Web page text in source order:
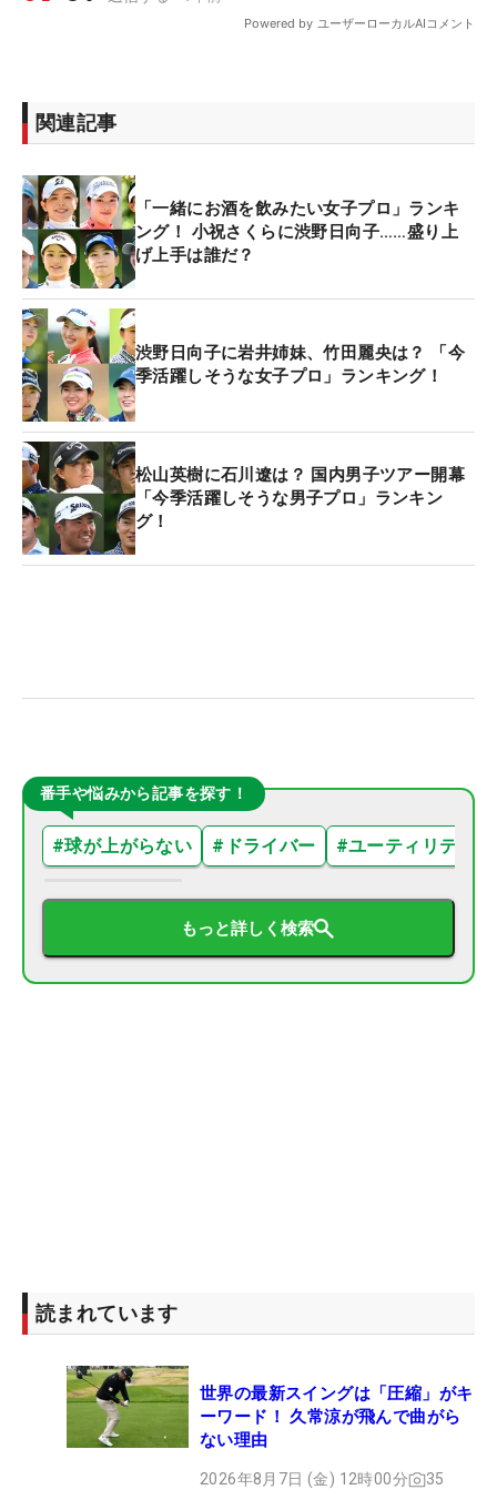
関連記事
「一緒にお酒を飲みたい女子プロ」ランキ
ング！ 小祝さくらに渋野日向子……盛り上
げ上手は誰だ？
渋野日向子に岩井姉妹、竹田麗央は？ 「今
季活躍しそうな女子プロ」ランキング！
松山英樹に石川遼は？ 国内男子ツアー開幕
「今季活躍しそうな男子プロ」ランキン
グ！
番手や悩みから記事を探す！
#球が上がらない # ドライバー #ユーティリティ
もっと詳しく検索
読まれています
世界の最新スイングは「圧縮」がキ
ーワード！ 久常涼が飛んで曲がら
ない理由
2026年8月7日 (金) 12時00分 35